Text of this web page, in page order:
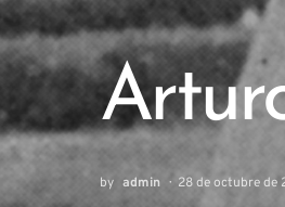
by admin 28 de octubre de